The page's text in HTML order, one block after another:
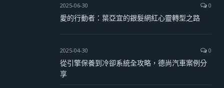
2025-06-30 0
愛的行動者：葉亞宜的銀髮網紅心靈轉型之路
2025-04-30 0
從引擎保養到冷卻系統全攻略，德尚汽車案例分
享